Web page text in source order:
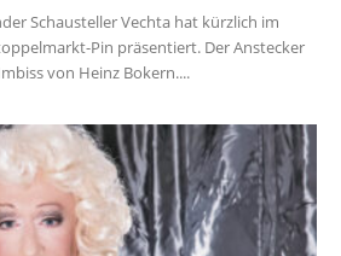
Schausteller Vechta hat kürzlich im
Pin präsentiert. Der Anstecker
von Heinz Bokern....